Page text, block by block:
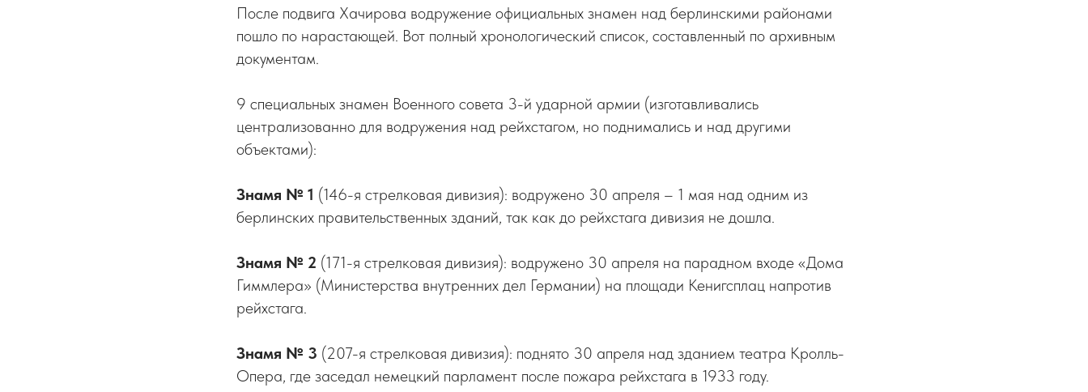
После подвига Хачирова водружение официальных знамен над берлинскими районами
пошло по нарастающей. Вот полный хронологический список, составленный по архивным
документам.
9 специальных знамен Военного совета 3-й ударной армии (изготавливались
централизованно для водружения над рейхстагом, но поднимались и над другими
объектами):
Знамя № 1 (146-я стрелковая дивизия): водружено 30 апреля – 1 мая над одним из
берлинских правительственных зданий, так как до рейхстага дивизия не дошла.
Знамя № 2 (171-я стрелковая дивизия): водружено 30 апреля на парадном входе «Дома
Гиммлера» (Министерства внутренних дел Германии) на площади Кенигсплац напротив
рейхстага.
Знамя № 3 (207-я стрелковая дивизия): поднято 30 апреля над зданием театра Кролль-
Опера, где заседал немецкий парламент после пожара рейхстага в 1933 году.